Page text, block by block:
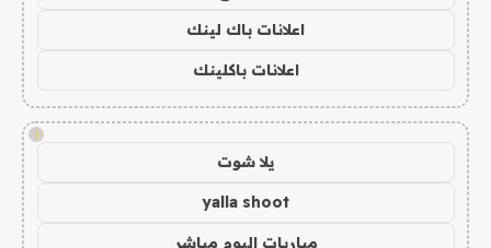
اعلانات باك لينك
اعلانات باكلينك
!
يلا شوت
yalla shoot
مباريات اليوم مباشر